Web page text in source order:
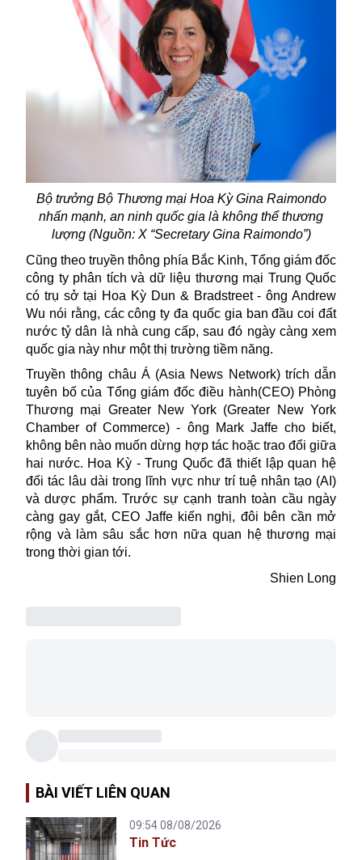
Bộ trưởng Bộ Thương mại Hoa Kỳ Gina Raimondo
nhấn mạnh, an ninh quốc gia là không thể thương
lượng (Nguồn: X “Secretary Gina Raimondo”)
Cũng theo truyền thông phía Bắc Kinh, Tổng giám đốc
công ty phân tích và dữ liệu thương mại Trung Quốc
có trụ sở tại Hoa Kỳ Dun & Bradstreet - ông Andrew
Wu nói rằng, các công ty đa quốc gia ban đầu coi đất
nước tỷ dân là nhà cung cấp, sau đó ngày càng xem
quốc gia này như một thị trường tiềm năng.
Truyền thông châu Á (Asia News Network) trích dẫn
tuyên bố của Tổng giám đốc điều hành(CEO) Phòng
Thương mại Greater New York (Greater New York
Chamber of Commerce) - ông Mark Jaffe cho biết,
không bên nào muốn dừng hợp tác hoặc trao đổi giữa
hai nước. Hoa Kỳ - Trung Quốc đã thiết lập quan hệ
đối tác lâu dài trong lĩnh vực như trí tuệ nhân tạo (AI)
và dược phẩm. Trước sự cạnh tranh toàn cầu ngày
càng gay gắt, CEO Jaffe kiến nghị, đôi bên cần mở
rộng và làm sâu sắc hơn nữa quan hệ thương mại
trong thời gian tới.
Shien Long
BÀI VIẾT LIÊN QUAN
09:54 08/08/2026
Tin Tức